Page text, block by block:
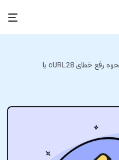
آموزش نحوه رفع خطای cURL28 یا